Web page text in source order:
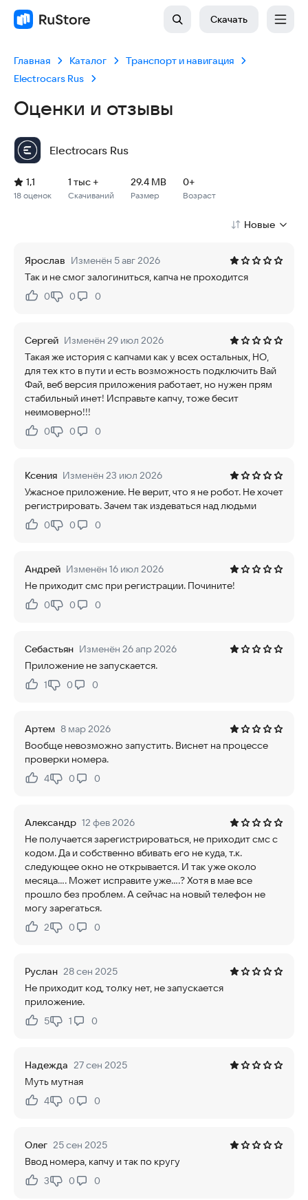
Скачать
Главная Каталог
Транспорт и навигация
Electrocars Rus
Оценки и отзывы
Electrocars Rus
Рейтинг: 1,1, 18 оценок
Скачиваний: 1 тыс +
Размер файла: 29.4 MB
Возрастное ограничение: 29.4 MB
18 оценок
1,1
Скачиваний
1 тыс +
Размер
29.4 MB
Возраст
0+
Новые
Ярослав Изменён 5 авг 2026
Так и не смог залогиниться, капча не проходится
Нравится:
0Не нравится:
0 0
Сергей Изменён 29 июл 2026
Такая же история с капчами как у всех остальных, НО,
для тех кто в пути и есть возможность подключить Вай
Фай, веб версия приложения работает, но нужен прям
стабильный инет! Исправьте капчу, тоже бесит
неимоверно!!!
Нравится:
0Не нравится:
0 0
Ксения Изменён 23 июл 2026
Ужасное приложение. Не верит, что я не робот. Не хочет
регистрировать. Зачем так издеваться над людьми
Нравится:
0Не нравится:
0 0
Андрей Изменён 16 июл 2026
Не приходит смс при регистрации. Почините!
Нравится:
0Не нравится:
0 0
Себастьян Изменён 26 апр 2026
Приложение не запускается.
Нравится:
1Не нравится:
0 0
Артем 8 мар 2026
Вообще невозможно запустить. Виснет на процессе
проверки номера.
Нравится:
4Не нравится:
0 0
Александр 12 фев 2026
Не получается зарегистрироваться, не приходит смс с
кодом. Да и собственно вбивать его не куда, т.к.
следующее окно не открывается. И так уже около
месяца.... Может исправите уже....? Хотя в мае все
прошло без проблем. А сейчас на новый телефон не
могу зарегаться.
Нравится:
2Не нравится:
0 0
Руслан 28 сен 2025
Не приходит код, толку нет, не запускается
приложение.
Нравится:
5Не нравится:
1 0
Надежда 27 сен 2025
Муть мутная
Нравится:
4Не нравится:
0 0
Олег 25 сен 2025
Ввод номера, капчу и так по кругу
Нравится:
3Не нравится:
0 0